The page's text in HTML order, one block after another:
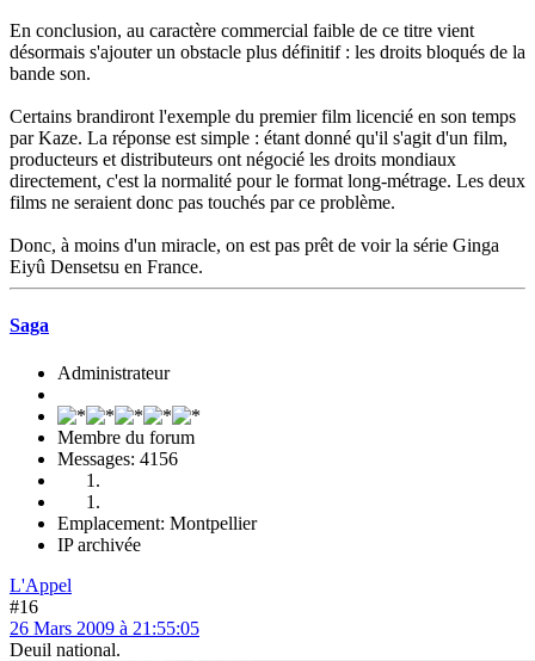
En conclusion, au caractère commercial faible de ce titre vient
désormais s'ajouter un obstacle plus définitif : les droits bloqués de la
bande son.
Certains brandiront l'exemple du premier film licencié en son temps
par Kaze. La réponse est simple : étant donné qu'il s'agit d'un film,
producteurs et distributeurs ont négocié les droits mondiaux
directement, c'est la normalité pour le format long-métrage. Les deux
films ne seraient donc pas touchés par ce problème.
Donc, à moins d'un miracle, on est pas prêt de voir la série Ginga
Eiyû Densetsu en France.
Saga
Administrateur
Membre du forum
Messages: 4156
Emplacement: Montpellier
IP archivée
L'Appel
#16
26 Mars 2009 à 21:55:05
Deuil national.